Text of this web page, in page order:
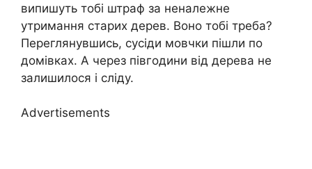
випишуть тобі штраф за неналежне
утримання старих дерев. Воно тобі треба?
Переглянувшись, сусіди мовчки пішли по
домівках. А через півгодини від дерева не
залишилося і сліду.
Advertisements